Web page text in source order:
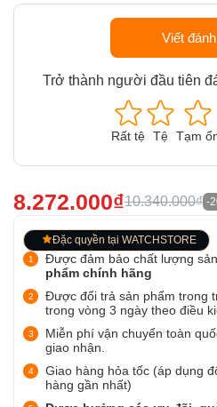
Viết
Trở thành người đầu tiên
Rất tệ Tệ Tạm
8.272.000₫10.340.000₫ -
Đặc quyền tại WATCHSTORE
Được đảm bảo chất lượng
phẩm chính hãng
Được đổi trả sản phẩm trong
trong vòng 3 ngày theo điều
Miễn phí vận chuyển toàn
giao nhận.
Giao hàng hỏa tốc (áp dụng
hàng gần nhất)